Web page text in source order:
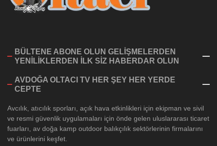
BÜLTENE ABONE OLUN GELİŞMELERDEN
YENİLİKLERDEN İLK SİZ HABERDAR OLUN
AVDOĞA OLTACI TV HER ŞEY HER YERDE
CEPTE
Avcılık, atıcılık sporları, açık hava etkinlikleri için ekipman ve sivil
ve resmi güvenlik uygulamaları için önde gelen uluslararası ticaret
fuarları, av doğa kamp outdoor balıkçılık sektörlerinin firmalarını
ve ürünlerini keşfet.